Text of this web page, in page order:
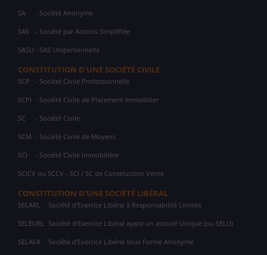
SA - Société Anonyme
SAS - Société par Actions Simplifiée
SASU - SAS Unipersonnelle
CONSTITUTION D'UNE SOCIÉTÉ CIVILE
SCP - Société Civile Professionnelle
SCPI - Société Civile de Placement Immobilier
SC - Société Civile
SCM - Société Civile de Moyens
SCI - Société Civile Immobilière
SCICV ou SCCV - SCI / SC de Construction Vente
CONSTITUTION D'UNE SOCIÉTÉ LIBÉRAL
SELARL Société d'Exercice Libéral à Responsabilité Limitée
SELEURL Société d'Exercice Libéral ayant un associé Unique (ou SELU)
SELAFA Société d'Exercice Libéral sous Forme Anonyme